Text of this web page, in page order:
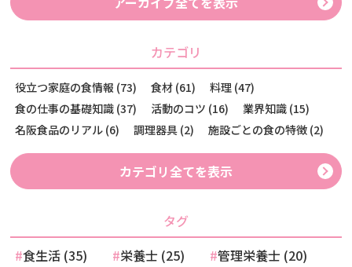
カテゴリ
役立つ家庭の食情報 (73) 食材 (61)
料理 (47)
食の仕事の基礎知識 (37)
活動のコツ (16)
業界知識 (15)
名阪食品のリアル (6)
調理器具 (2) 施設ごとの食の特徴 (2)
カテゴリ全てを表示
タグ
食生活 (35)
栄養士 (25)
管理栄養士 (20)